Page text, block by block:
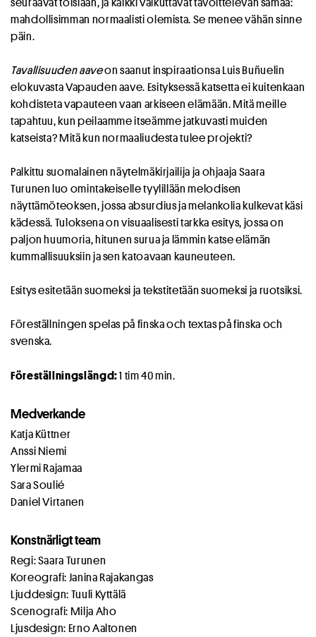
mahdollisimman normaalisti olemista. Se menee vähän sinne
päin.
Tavallisuuden aaveon saanut inspiraationsa Luis Buñuelin
elokuvasta Vapauden aave. Esityksessä katsetta ei kuitenkaan
kohdisteta vapauteen vaan arkiseen elämään. Mitä meille
tapahtuu, kun peilaamme itseämme jatkuvasti muiden
katseista? Mitä kun normaaliudesta tulee projekti?
Palkittu suomalainen näytelmäkirjailija ja ohjaaja Saara
Turunen luo omintakeiselle tyylillään melodisen
näyttämöteoksen, jossa absurdius ja melankolia kulkevat käsi
kädessä. Tuloksena on visuaalisesti tarkka esitys, jossa on
paljon huumoria, hitunen surua ja lämmin katse elämän
kummallisuuksiin ja sen katoavaan kauneuteen.
Esitys esitetään suomeksi ja tekstitetään suomeksi ja ruotsiksi.
Föreställningen spelas på finska och textas på finska och
svenska.
Föreställningslängd:1 tim 40 min.
Medverkande
Katja Küttner
Anssi Niemi
Ylermi Rajamaa
Sara Soulié
Daniel Virtanen
Konstnärligt team
Regi: Saara Turunen
Koreografi: Janina Rajakangas
Ljuddesign: Tuuli Kyttälä
Scenografi: Milja Aho
Ljusdesign: Erno Aaltonen